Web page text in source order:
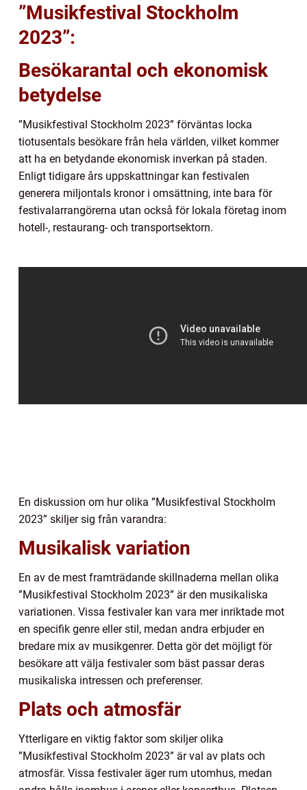
”Musikfestival Stockholm
2023”:
Besökarantal och ekonomisk
betydelse
”Musikfestival Stockholm 2023” förväntas locka
tiotusentals besökare från hela världen, vilket kommer
att ha en betydande ekonomisk inverkan på staden.
Enligt tidigare års uppskattningar kan festivalen
generera miljontals kronor i omsättning, inte bara för
festivalarrangörerna utan också för lokala företag inom
hotell-, restaurang- och transportsektorn.
En diskussion om hur olika ”Musikfestival Stockholm
2023” skiljer sig från varandra:
Musikalisk variation
En av de mest framträdande skillnaderna mellan olika
”Musikfestival Stockholm 2023” är den musikaliska
variationen. Vissa festivaler kan vara mer inriktade mot
en specifik genre eller stil, medan andra erbjuder en
bredare mix av musikgenrer. Detta gör det möjligt för
besökare att välja festivaler som bäst passar deras
musikaliska intressen och preferenser.
Plats och atmosfär
Ytterligare en viktig faktor som skiljer olika
”Musikfestival Stockholm 2023” är val av plats och
atmosfär. Vissa festivaler äger rum utomhus, medan